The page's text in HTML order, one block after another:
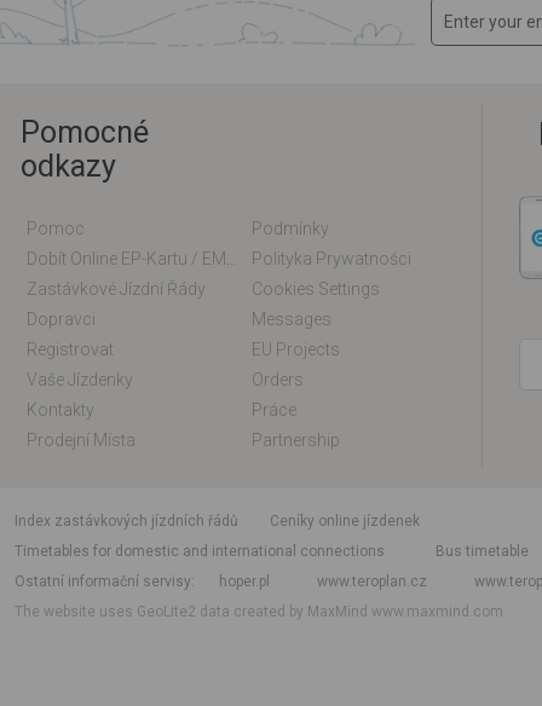
Pomocné
odkazy
Pomoc
Podmínky
Polityka Prywatności
Zastávkové Jízdní Řády
Cookies Settings
Dopravci
Messages
Registrovat
EU Projects
Vaše Jízdenky
Orders
Kontakty
Práce
Prodejní Místa
Partnership
index zastávkových jízdních řádů
Ceníky online jízdenek
Timetables for domestic and international connections
Bus timetable
Ostatní informační servisy
hoper.pl www.teroplan.cz
The website uses GeoLite2 data created by MaxMindwww.maxmind.com